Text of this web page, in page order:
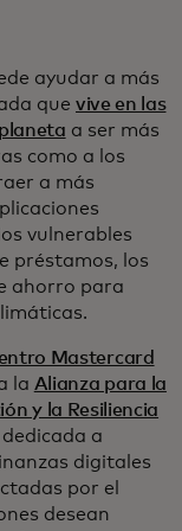
ayudar a más
que vive en las
a ser más
como a los
a más
vulnerables
préstamos, los
ahorro para
Mastercard
la Alianza para la
y la Resiliencia
a
digitales
por el
desean